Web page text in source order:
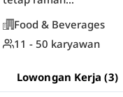
Food & Beverages
11 - 50 karyawan
Lowongan Kerja (3)